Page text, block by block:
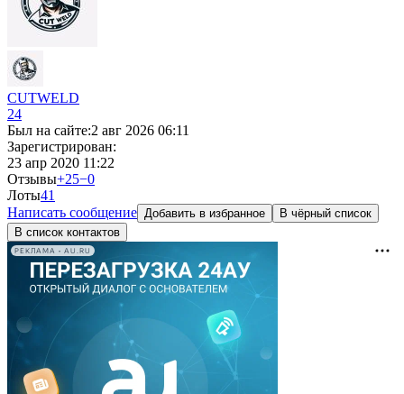
СUTWELD
24
Был на сайте:2 авг 2026 06:11
Зарегистрирован:
23 апр 2020 11:22
Отзывы+25−0
Лоты41
Написать сообщение Добавить в избранное
В чёрный список
В список контактов
РЕКЛАМА • AU.RU